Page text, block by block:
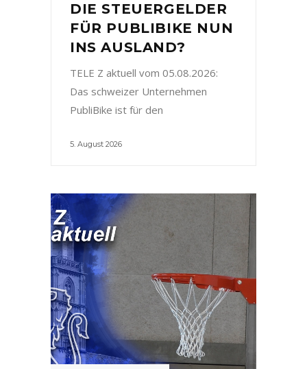
DIE STEUERGELDER
FÜR PUBLIBIKE NUN
INS AUSLAND?
TELE Z aktuell vom 05.08.2026:
Das schweizer Unternehmen
PubliBike ist für den
5. August 2026